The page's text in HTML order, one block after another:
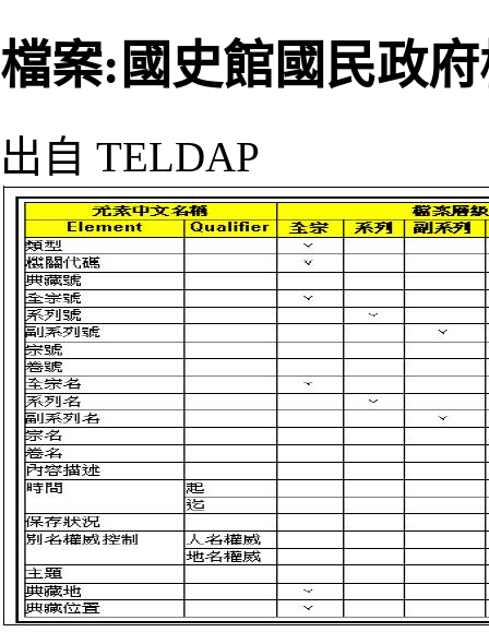
檔案:國史館國民政
出自 TELDAP